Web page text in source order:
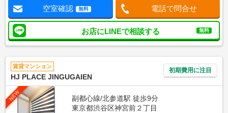
空室確認 無料 電話で問合せ
お店にLINEで相談する 無料
賃貸マンション
HJ PLACE JINGUGAIEN
初期費用に注目
NEW
副都心線/北参道駅 徒歩9分
東京都渋谷区神宮前２丁目